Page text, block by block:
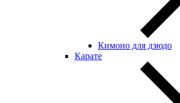
Кимоно для дзюдо
Карате